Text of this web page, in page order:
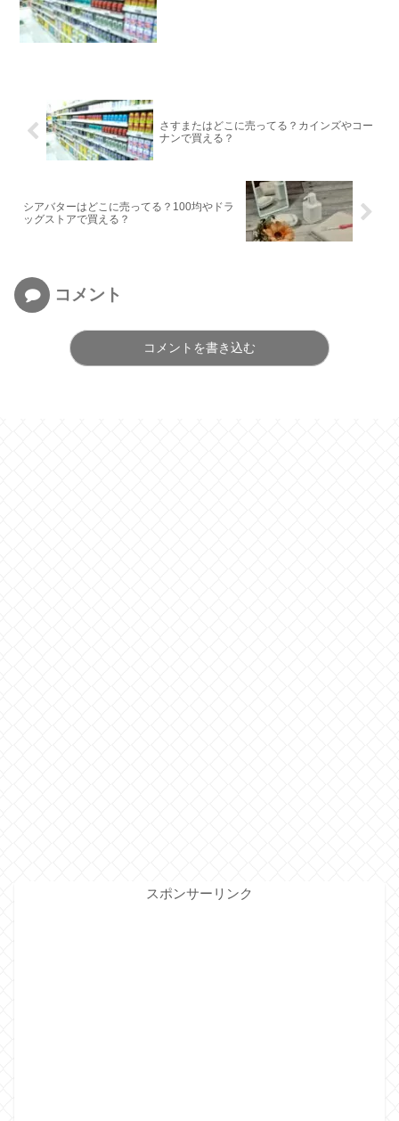
さすまたはどこに売ってる？カインズやコー
ナンで買える？
シアバターはどこに売ってる？100均やドラ
ッグストアで買える？
コメント
コメントを書き込む
スポンサーリンク